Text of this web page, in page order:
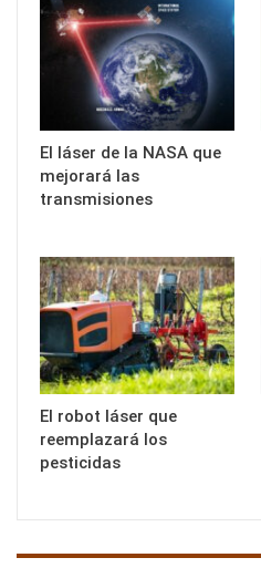
El láser de la NASA que
mejorará las
transmisiones
El robot láser que
reemplazará los
pesticidas